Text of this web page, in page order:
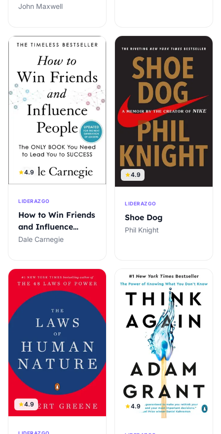
John Maxwell
4.9
LIDERAZGO
How to Win Friends
and Influence
People
Dale Carnegie
4.9
LIDERAZGO
Shoe Dog
Phil Knight
4.9 4.9